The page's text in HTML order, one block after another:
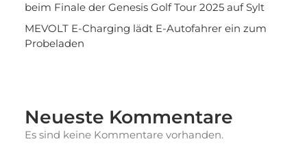
beim Finale der Genesis Golf Tour 2025 auf Sylt
MEVOLT E-Charging lädt E-Autofahrer ein zum
Probeladen
Neueste Kommentare
Es sind keine Kommentare vorhanden.